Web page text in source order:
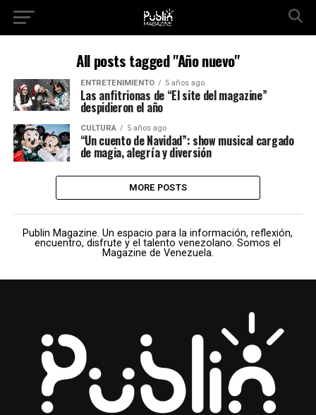
All posts tagged "Año nuevo"
ENTRETENIMIENTO 5 años ago
Las anfitrionas de “El site del magazine”
despidieron el año
CULTURA 5 años ago
“Un cuento de Navidad”: show musical cargado
de magia, alegría y diversión
MORE POSTS
Publin Magazine. Un espacio para la información, reflexión,
encuentro, disfrute y el talento venezolano. Somos el
Magazine de Venezuela.